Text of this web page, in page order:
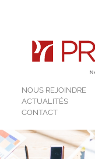
NOUS REJOINDRE
ACTUALITÉS
CONTACT